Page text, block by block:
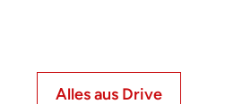
Alles aus Drive